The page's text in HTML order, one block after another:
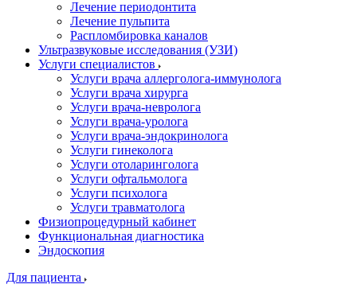
Лечение периодонтита
Лечение пульпита
Распломбировка каналов
Ультразвуковые исследования (УЗИ)
Услуги специалистов
Услуги врача аллерголога-иммунолога
Услуги врача хирурга
Услуги врача-невролога
Услуги врача-уролога
Услуги врача-эндокринолога
Услуги гинеколога
Услуги отоларинголога
Услуги офтальмолога
Услуги психолога
Услуги травматолога
Физиопроцедурный кабинет
Функциональная диагностика
Эндоскопия
Для пациента